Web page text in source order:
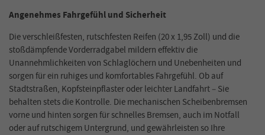
Angenehmes Fahrgefühl und Sicherheit
Die verschleißfesten, rutschfesten Reifen (20 x 1,95 Zoll) und die
stoßdämpfende Vorderradgabel mildern effektiv die
Unannehmlichkeiten von Schlaglöchern und Unebenheiten und
sorgen für ein ruhiges und komfortables Fahrgefühl. Ob auf
Stadtstraßen, Kopfsteinpflaster oder leichter Landfahrt – Sie
behalten stets die Kontrolle. Die mechanischen Scheibenbremsen
vorne und hinten sorgen für schnelles Bremsen, auch im Notfall
oder auf rutschigem Untergrund, und gewährleisten so Ihre